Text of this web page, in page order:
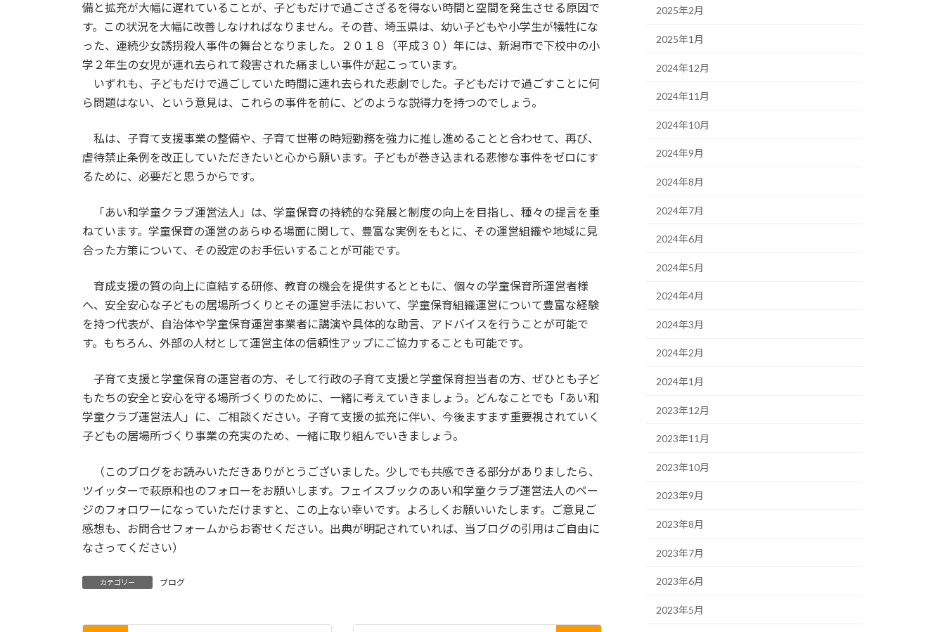
備と拡充が大幅に遅れていることが、子どもだけで過ごさざるを得ない時間と空間を発生させる原因で
す。この状況を大幅に改善しなければなりません。その昔、埼玉県は、幼い子どもや小学生が犠牲にな
った、連続少女誘拐殺人事件の舞台となりました。２０１８（平成３０）年には、新潟市で下校中の小
学２年生の女児が連れ去られて殺害された痛ましい事件が起こっています。
いずれも、子どもだけで過ごしていた時間に連れ去られた悲劇でした。子どもだけで過ごすことに何
ら問題はない、という意見は、これらの事件を前に、どのような説得力を持つのでしょう。
私は、子育て支援事業の整備や、子育て世帯の時短勤務を強力に推し進めることと合わせて、再び、
虐待禁止条例を改正していただきたいと心から願います。子どもが巻き込まれる悲惨な事件をゼロにす
るために、必要だと思うからです。
「あい和学童クラブ運営法人」は、学童保育の持続的な発展と制度の向上を目指し、種々の提言を重
ねています。学童保育の運営のあらゆる場面に関して、豊富な実例をもとに、その運営組織や地域に見
合った方策について、その設定のお手伝いすることが可能です。
育成支援の質の向上に直結する研修、教育の機会を提供するとともに、個々の学童保育所運営者様
へ、安全安心な子どもの居場所づくりとその運営手法において、学童保育組織運営について豊富な経験
を持つ代表が、自治体や学童保育運営事業者に講演や具体的な助言、アドバイスを行うことが可能で
す。もちろん、外部の人材として運営主体の信頼性アップにご協力することも可能です。
子育て支援と学童保育の運営者の方、そして行政の子育て支援と学童保育担当者の方、ぜひとも子ど
もたちの安全と安心を守る場所づくりのために、一緒に考えていきましょう。どんなことでも「あい和
学童クラブ運営法人」に、ご相談ください。子育て支援の拡充に伴い、今後ますます重要視されていく
子どもの居場所づくり事業の充実のため、一緒に取り組んでいきましょう。
（このブログをお読みいただきありがとうございました。少しでも共感できる部分がありましたら、
ツイッターで萩原和也のフォローをお願いします。フェイスブックのあい和学童クラブ運営法人のペー
ジのフォロワーになっていただけますと、この上ない幸いです。よろしくお願いいたします。ご意見ご
感想も、お問合せフォームからお寄せください。出典が明記されていれば、当ブログの引用はご自由に
なさってください）
カテゴリー ブログ
2025年2月
2025年1月
2024年12月
2024年11月
2024年10月
2024年9月
2024年8月
2024年7月
2024年6月
2024年5月
2024年4月
2024年3月
2024年2月
2024年1月
2023年12月
2023年11月
2023年10月
2023年9月
2023年8月
2023年7月
2023年6月
2023年5月